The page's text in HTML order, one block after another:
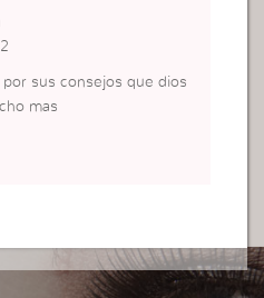
sus consejos que dios
mas